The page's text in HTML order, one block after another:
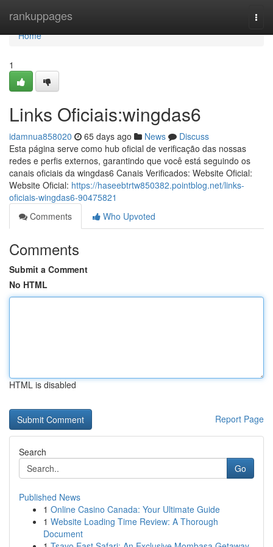
rankuppages
Home
Home
1
Links Oficiais:wingdas6
idamnua858020 65 days ago News
Discuss
Esta página serve como hub oficial de verificação das nossas
redes e perfis externos, garantindo que você está seguindo os
canais oficiais da wingdas6 Canais Verificados: Website Oficial:
Website Oficial: https://haseebtrtw850382.pointblog.net/links-
oficiais-wingdas6-90475821
Comments
Who Upvoted
Comments
Submit a Comment
No HTML
HTML is disabled
Report Page
Search
Go
Published News
1 Online Casino Canada: Your Ultimate Guide
1 Website Loading Time Review: A Thorough
Document